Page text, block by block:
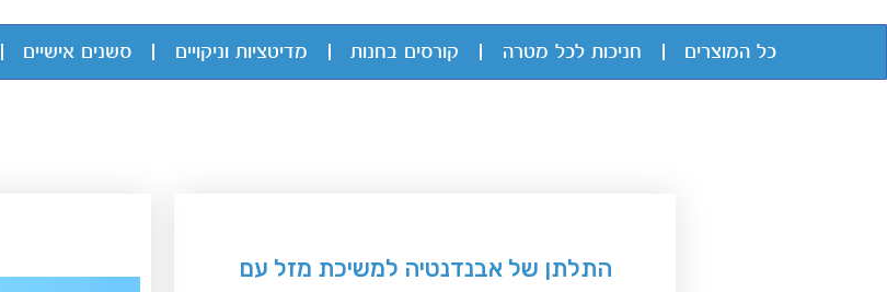
כל המוצרים חניכות לכל מטרה קורסים בחנות מדיטציות וניקויים סשנים אישיים
התלתן של אבנדנטיה למשיכת מזל עם